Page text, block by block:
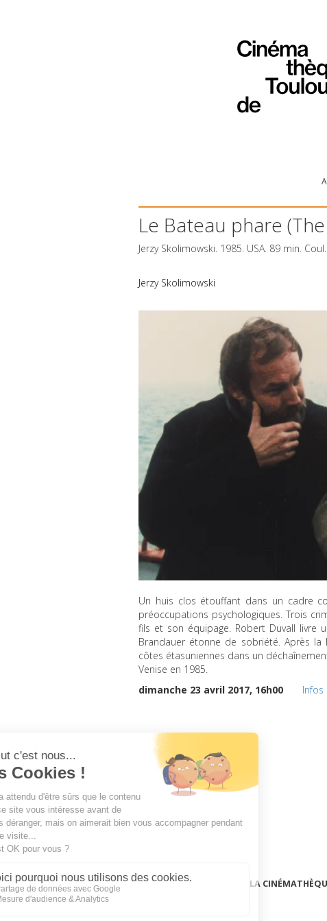
Le Bateau phare
Jerzy Skolimowski. 1985. USA. 89 min.
Jerzy Skolimowski
Un huis clos étouffant dans un cadre
préoccupations psychologiques. Trois
fils et son équipage. Robert Duvall livre
Brandauer étonne de sobriété. Après la
côtes étasuniennes dans un
Venise en 1985.
dimanche 23 avril 2017, 16h00
Infos
LA